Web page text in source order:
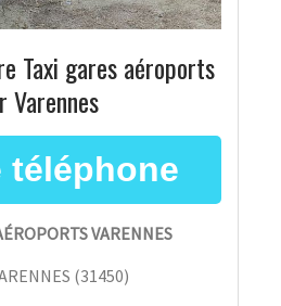
Taxi gares aéroports
Varennes
VARENNES
(31450)